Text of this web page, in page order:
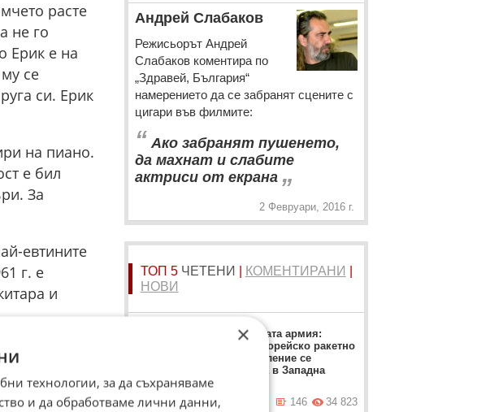
расте
не го
Ерик е на
се
си. Ерик
на пиано.
е бил
За
евтините
г. е
и
след
на
в R&B
Андрей Слабаков
Режисьорът Андрей
Слабаков коментира по
„Здравей, България“
намерението да се забранят сцените с
цигари във филмите:
“ Ако забранят пушенето,
да махнат и слабите
актриси от екрана „
2 Февруари, 2016 г.
ТОП 5 ЧЕТЕНИ КОМЕНТИРАНИ
НОВИ
Украинската армия:
Севернокорейско ракетно
подразделение се
разполага в Западна
вчера в 10:51 ч.
34 823
146
×
технологии, за да съхраняваме
и да обработваме лични данни,